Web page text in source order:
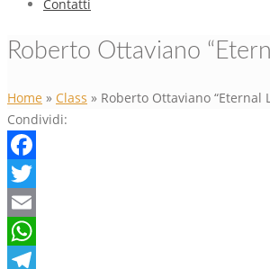
Contatti
Roberto Ottaviano
Home » Class » Roberto Ottaviano “Eternal
Condividi:
Facebook
Twitter
Email
WhatsApp